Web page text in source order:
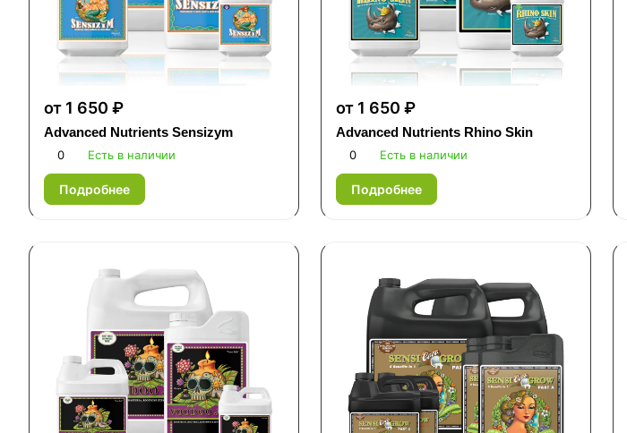
от 1 650 ₽
Advanced Nutrients Sensizym
0 Есть в наличии
Подробнее
от 1 650 ₽
Advanced Nutrients Rhino Skin
0 Есть в наличии
Подробнее